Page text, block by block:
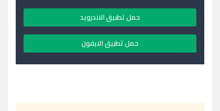
حمل تطبيق الاندرويد
حمل تطبيق الايفون